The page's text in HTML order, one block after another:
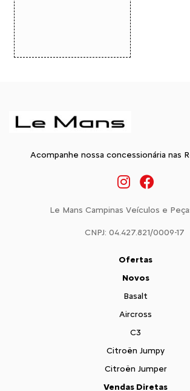
Acompanhe nossa concessionária nas
Le Mans Campinas Veículos e
CNPJ: 04.427.821/0009-17
Ofertas
Novos
Basalt
Aircross
C3
Citroën Jumpy
Citroën Jumper
Vendas Diretas